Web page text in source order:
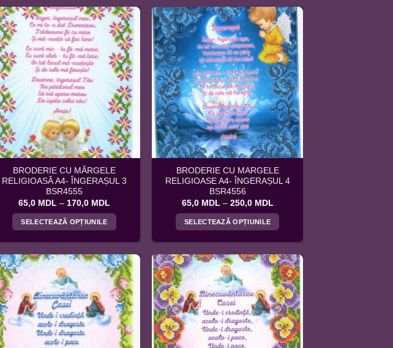
are
mai
multe
variații.
Opțiunile
pot
fi
alese
în
pagina
produsului.
are
mai
multe
variații.
Opțiunile
pot
fi
alese
în
pagina
produsului.
BRODERIE CU MĂRGELE
RELIGIOASĂ A4- ÎNGERAȘUL 3
BSR4555
65,0 MDL – 170,0 MDL
prețuri:
65,0 MDL
la
SELECTEAZĂ OPȚIUNILE
are
mai
multe
variații.
Opțiunile
pot
fi
BRODERIE CU MARGELE
RELIGIOASE A4- ÎNGERAȘUL 4
BSR4556
65,0 MDL – 250,0 MDL
prețuri:
65,0 MDL
la
SELECTEAZĂ OPȚIUNILE
are
mai
multe
variații.
Opțiunile
pot
fi